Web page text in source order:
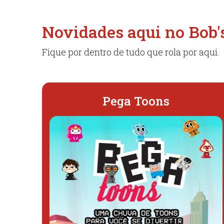
Novidades aqui no
Fique por dentro de tudo que rola por aqui.​
Pega Toons